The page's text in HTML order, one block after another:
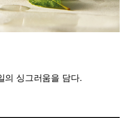
의 싱그러움을 담다.